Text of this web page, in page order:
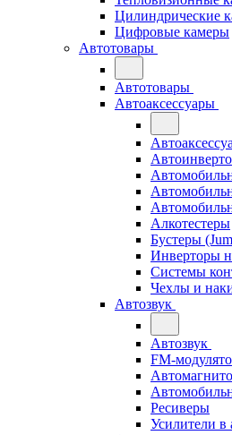
Цилиндрические
Цифровые камеры
Автотовары
Автотовары
Автоаксессуары
Алкотестеры
Бустеры
Инверторы
Системы
Чехлы и
Автозвук
Автозвук
FM-
Ресиверы
Усилители в